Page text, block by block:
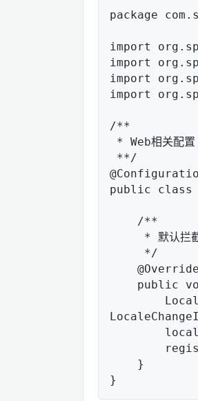
package
import
import
import
import
/**
public class